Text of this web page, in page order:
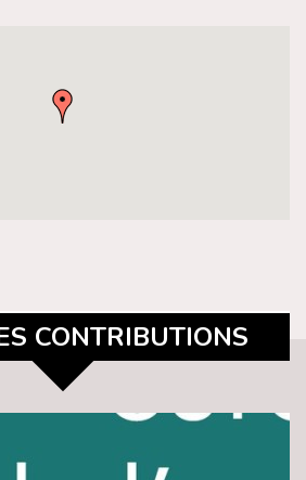
CONTRIBUTIONS